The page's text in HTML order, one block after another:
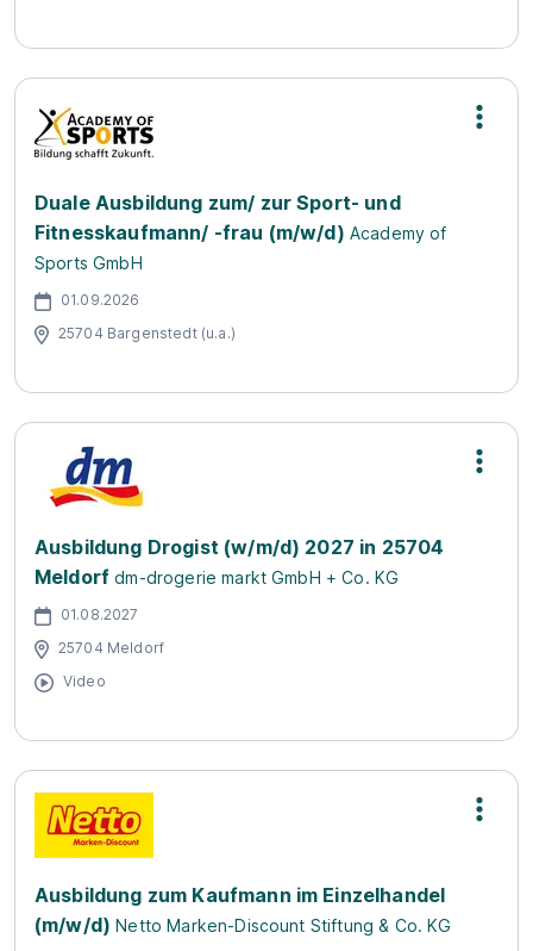
Duale Ausbildung zum/ zur Sport- und
Fitnesskaufmann/ -frau (m/w/d) Academy of
Sports GmbH
01.09.2026
25704 Bargenstedt (u.a.)
Ausbildung Drogist (w/m/d) 2027 in 25704
Meldorf dm-drogerie markt GmbH + Co. KG
01.08.2027
25704 Meldorf
Video
Ausbildung zum Kaufmann im Einzelhandel
(m/w/d) Netto Marken-Discount Stiftung & Co. KG